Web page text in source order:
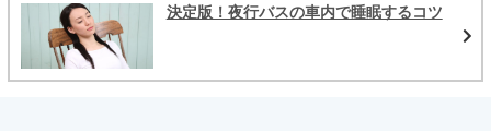
決定版！夜行バスの車内で睡眠するコツ